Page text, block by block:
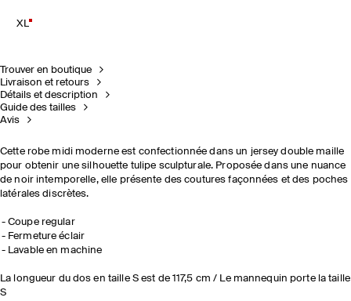
XL
Trouver en boutique
Livraison et retours
Détails et description
Guide des tailles
Avis
Cette robe midi moderne est confectionnée dans un jersey double maille
pour obtenir une silhouette tulipe sculpturale. Proposée dans une nuance
de noir intemporelle, elle présente des coutures façonnées et des poches
latérales discrètes.
Coupe regular
Fermeture éclair
Lavable en machine
La longueur du dos en taille S est de 117,5 cm / Le mannequin porte la taille
S